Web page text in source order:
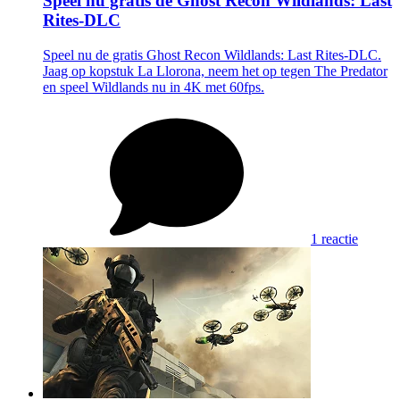
Rites-DLC
Speel nu de gratis Ghost Recon Wildlands: Last Rites-DLC.
Jaag op kopstuk La Llorona, neem het op tegen The Predator
en speel Wildlands nu in 4K met 60fps.
1 reactie